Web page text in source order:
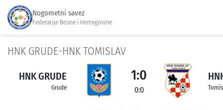
Nogometni savez
Federacije Bosne i Hercegovine
HNK GRUDE-HNK TOMISLAV
HNK GRUDE
Grude
1:0
0:0